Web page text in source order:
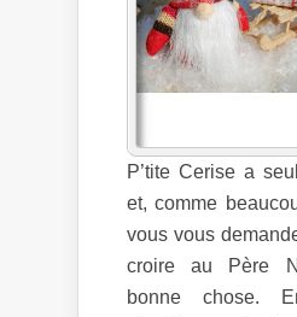
P’tite Cerise a
et, comme
vous vous
croire au Père
bonne chose.